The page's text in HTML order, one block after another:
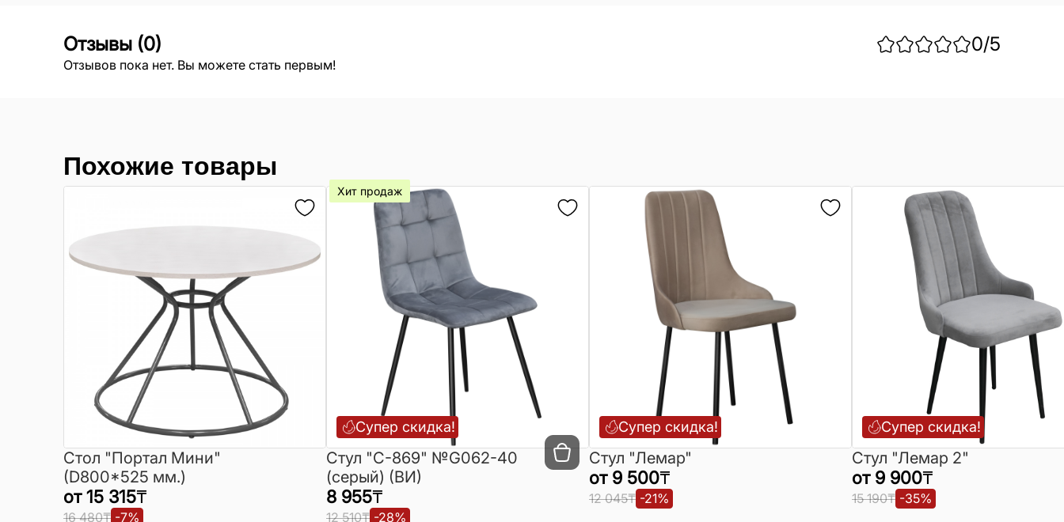
Отзывы (0) 0/5
Отзывов пока нет. Вы можете стать первым!
Похожие товары
Стол "Портал Мини"
(D800*525 мм.)
от 15 315₸
16 480₸ -7%
Супер скидка!
Хит продаж
Cтул "C-869" №G062-40
(серый) (ВИ)
8 955₸
12 510₸ -28%
Супер скидка!
Стул "Лемар"
от 9 500₸
12 045₸ -21%
Супер скидка!
Стул "Лемар 2"
от 9 900₸
15 190₸ -35%